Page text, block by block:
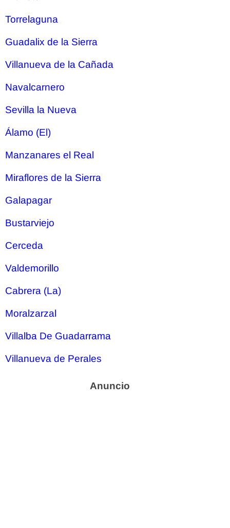
Torrelaguna
Guadalix de la Sierra
Villanueva de la Cañada
Navalcarnero
Sevilla la Nueva
Álamo (El)
Manzanares el Real
Miraflores de la Sierra
Galapagar
Bustarviejo
Cerceda
Valdemorillo
Cabrera (La)
Moralzarzal
Villalba De Guadarrama
Villanueva de Perales